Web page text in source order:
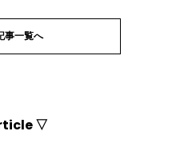
事一覧へ
▽